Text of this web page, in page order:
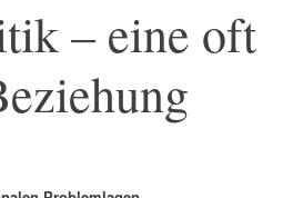
– eine oft